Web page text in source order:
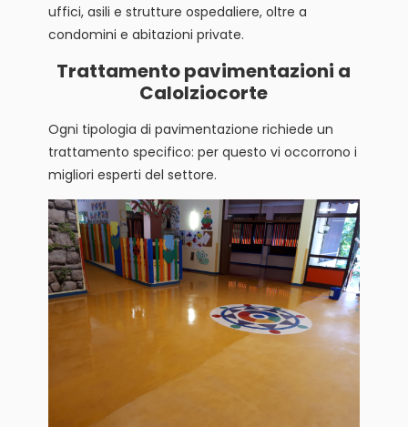
uffici, asili e strutture ospedaliere, oltre a
condomini e abitazioni private.
Trattamento pavimentazioni a
Calolziocorte
Ogni tipologia di pavimentazione richiede un
trattamento specifico: per questo vi occorrono i
migliori esperti del settore.